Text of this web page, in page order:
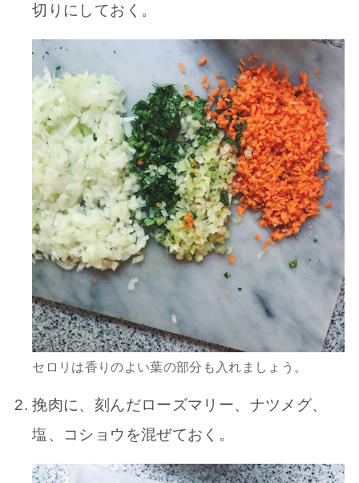
切りにしておく。
セロリは香りのよい葉の部分も入れましょう。
挽肉に、刻んだローズマリー、ナツメグ、
塩、コショウを混ぜておく。